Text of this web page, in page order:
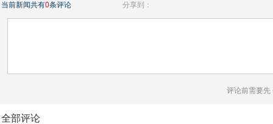
当前新闻共有0条评论 分享到：
评论前需要先
全部评论